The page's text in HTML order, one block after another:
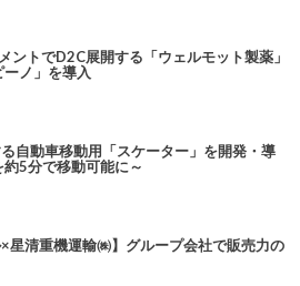
ントでD2C展開する「ウェルモット製薬」
ノ」を導入
自動車移動用「スケーター」を開発・導
5分で移動可能に～
星清重機運輸㈱】グループ会社で販売力の